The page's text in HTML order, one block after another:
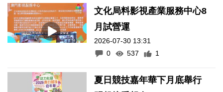
文化局料影視產業服務中心8
月試營運
2026-07-30 13:31
0
537 1
夏日競技嘉年華下月底舉行